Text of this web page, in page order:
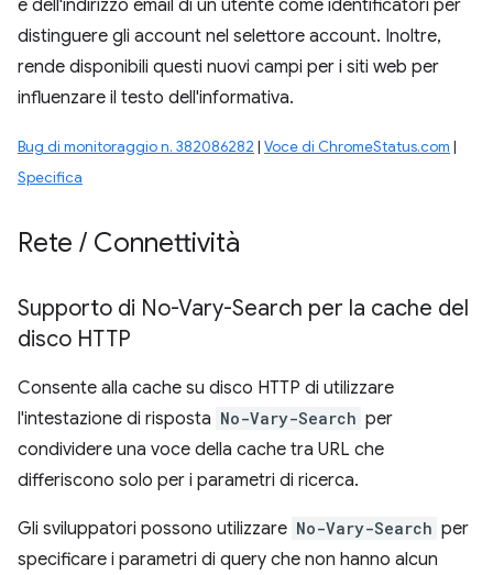
e dell'indirizzo email di un utente come identificatori per
distinguere gli account nel selettore account. Inoltre,
rende disponibili questi nuovi campi per i siti web per
influenzare il testo dell'informativa.
Bug di monitoraggio n. 382086282 | Voce di ChromeStatus.com |
Specifica
Rete / Connettività
Supporto di No-Vary-Search per la cache del
disco HTTP
Consente alla cache su disco HTTP di utilizzare
l'intestazione di risposta No-Vary-Search per
condividere una voce della cache tra URL che
differiscono solo per i parametri di ricerca.
Gli sviluppatori possono utilizzare No-Vary-Search per
specificare i parametri di query che non hanno alcun